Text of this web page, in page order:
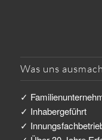
Was uns
✓
✓ Inhabergeführt
✓